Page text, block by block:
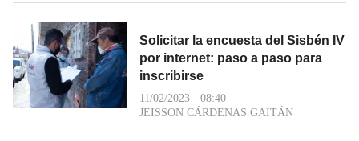
Solicitar la encuesta del Sisbén IV
por internet: paso a paso para
inscribirse
11/02/2023 - 08:40
JEISSON CÁRDENAS GAITÁN